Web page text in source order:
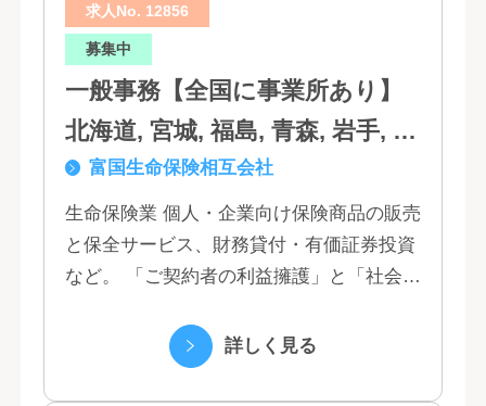
求人No. 12856
募集中
一般事務【全国に事業所あり】
北海道, 宮城, 福島, 青森, 岩手, 秋
田, 山形, 東京, 神奈川, 千葉, 埼
玉, 茨城, 栃木, 群馬, 新潟, 石川,
富山, 福井, 長野, 山梨, 愛知, 静
岡, 三重, 岐阜, 大阪, 京都, 兵庫,
滋賀, 奈良, 和歌山, 広島, 岡山, 山
口, 鳥取, 島根, 香川, 愛媛, 徳島,
富国生命保険相互会社
生命保険業 個人・企業向け保険商品の販売
と保全サービス、財務貸付・有価証券投資
など。 「ご契約者の利益擁護」と「社会へ
づく「お客さま基点」をスローガンに掲
詳しく見る